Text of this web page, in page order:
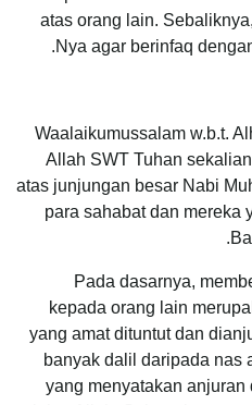
atas orang lain.
Nya agar berinfaq
Waalaikumussalam w.b.t.
Allah SWT Tuhan
atas junjungan besar Nabi
para sahabat dan mereka
Pada dasarnya,
kepada orang lain
yang amat dituntut dan
banyak dalil daripada nas
yang menyatakan